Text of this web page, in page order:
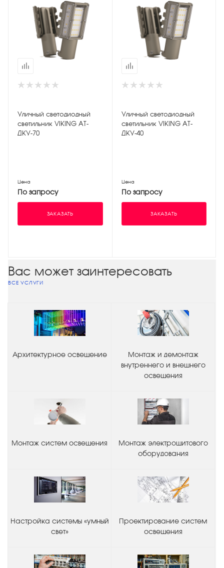
Уличный светодиодный
светильник VIKING АТ-
ДКУ-70
Цена
По запросу
ЗАКАЗАТЬ
Уличный светодиодный
светильник VIKING АТ-
ДКУ-40
Цена
По запросу
ЗАКАЗАТЬ
Вас может заинтересовать
ВСЕ УСЛУГИ
Архитектурное освещение
Монтаж и демонтаж
внутреннего и внешнего
освещения
Монтаж систем освещения
Монтаж электрощитового
оборудования
Настройка системы «умный
свет»
Проектирование систем
освещения